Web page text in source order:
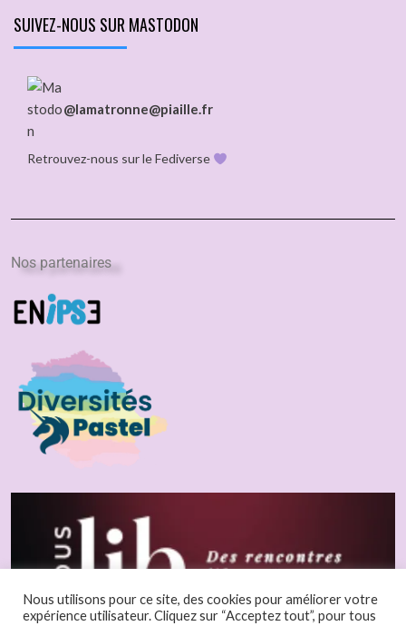
SUIVEZ-NOUS SUR MASTODON
@lamatronne@piaille.fr
Retrouvez-nous sur le Fediverse
Nos partenaires
Nous utilisons pour ce site, des cookies pour améliorer votre
expérience utilisateur. Cliquez sur “Acceptez tout”, pour tous